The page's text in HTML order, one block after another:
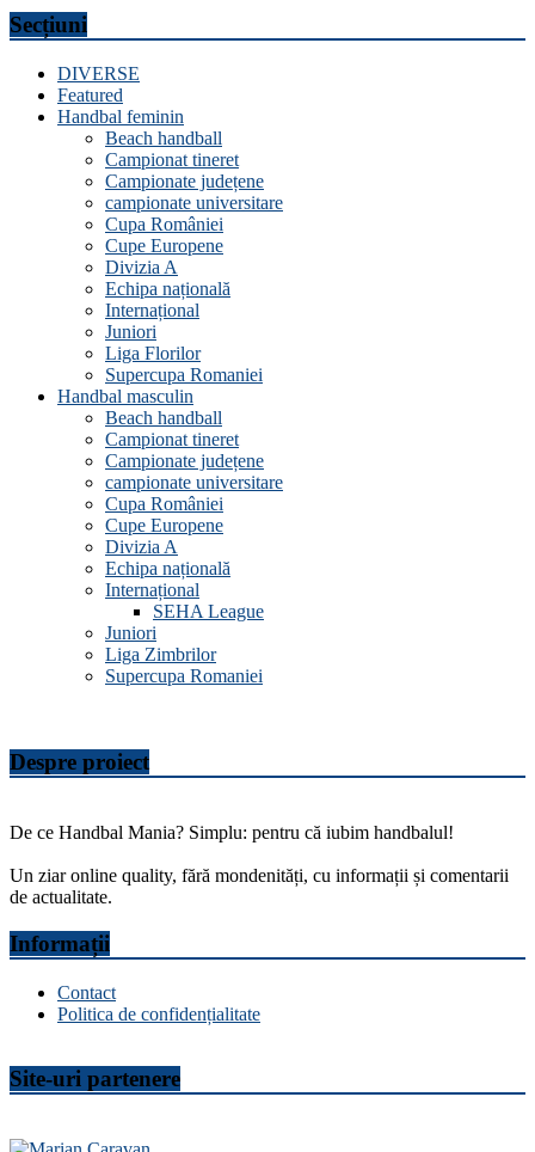
Secțiuni
DIVERSE
Featured
Handbal feminin
Beach handball
Campionat tineret
Campionate județene
campionate universitare
Cupa României
Cupe Europene
Divizia A
Echipa națională
Internațional
Juniori
Liga Florilor
Supercupa Romaniei
Handbal masculin
Beach handball
Campionat tineret
Campionate județene
campionate universitare
Cupa României
Cupe Europene
Divizia A
Echipa națională
Internațional
SEHA League
Juniori
Liga Zimbrilor
Supercupa Romaniei
Despre proiect
De ce Handbal Mania? Simplu: pentru că iubim handbalul!
Un ziar online quality, fără mondenități, cu informații și comentarii
de actualitate.
Informații
Contact
Politica de confidențialitate
Site-uri partenere